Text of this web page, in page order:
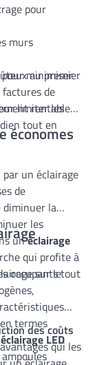
pour
murs
minimiser
limiter les
au premier
de
rentables.
tout en
économes
un éclairage
de
diminuer la
les
unéclairage
qui profite à
occupants tout
sur le
termes
LED
des coûts
qui les